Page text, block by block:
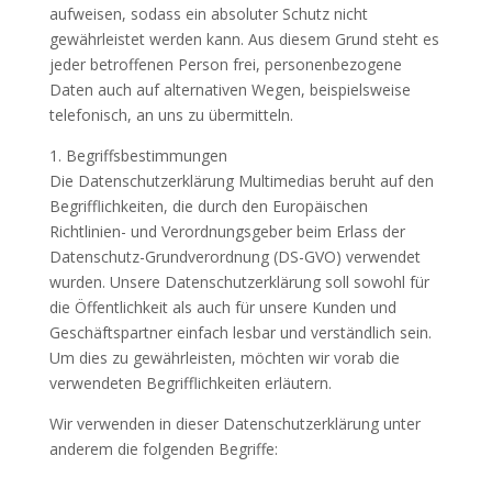
aufweisen, sodass ein absoluter Schutz nicht
gewährleistet werden kann. Aus diesem Grund steht es
jeder betroffenen Person frei, personenbezogene
Daten auch auf alternativen Wegen, beispielsweise
telefonisch, an uns zu übermitteln.
1. Begriffsbestimmungen
Die Datenschutzerklärung Multimedias beruht auf den
Begrifflichkeiten, die durch den Europäischen
Richtlinien- und Verordnungsgeber beim Erlass der
Datenschutz-Grundverordnung (DS-GVO) verwendet
wurden. Unsere Datenschutzerklärung soll sowohl für
die Öffentlichkeit als auch für unsere Kunden und
Geschäftspartner einfach lesbar und verständlich sein.
Um dies zu gewährleisten, möchten wir vorab die
verwendeten Begrifflichkeiten erläutern.
Wir verwenden in dieser Datenschutzerklärung unter
anderem die folgenden Begriffe: